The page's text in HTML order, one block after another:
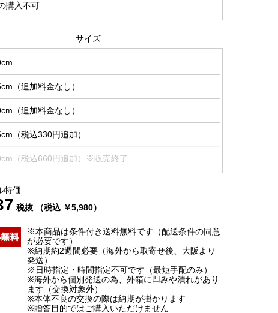
購入不可
サイズ
（追加料金なし）
（追加料金なし）
（税込330円追加）
（税込660円追加）※販売終了
特価
税抜 （税込 ￥5,980）
※本商品は条件付き送料無料です（配送条件の同意
が必要です）
※納期約2週間必要（海外から取寄せ後、大阪より
発送）
※日時指定・時間指定不可です（最短手配のみ）
※海外から個別発送の為、外箱に凹みや潰れがあり
ます（交換対象外）
※本体不良の交換の際は納期が掛かります
※贈答目的ではご購入いただけません